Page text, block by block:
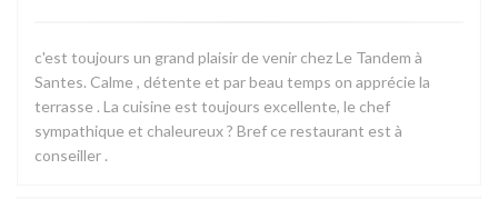
c'est toujours un grand plaisir de venir chez Le Tandem à
Santes. Calme , détente et par beau temps on apprécie la
terrasse . La cuisine est toujours excellente, le chef
sympathique et chaleureux ? Bref ce restaurant est à
conseiller .